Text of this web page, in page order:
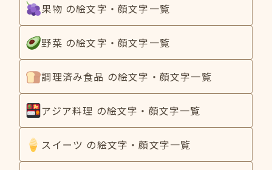
果物 の絵文字・顔文字一覧
野菜 の絵文字・顔文字一覧
調理済み食品 の絵文字・顔文字一覧
アジア料理 の絵文字・顔文字一覧
スイーツ の絵文字・顔文字一覧